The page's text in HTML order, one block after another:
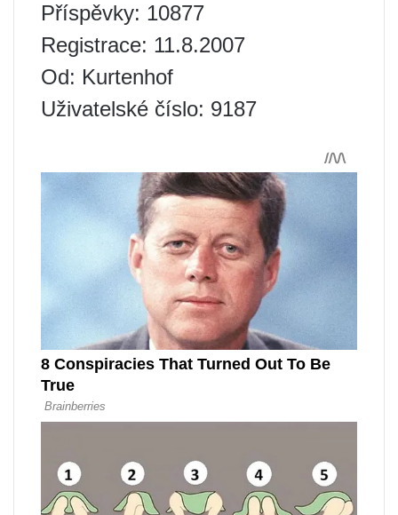
Příspěvky: 10877
Registrace: 11.8.2007
Od: Kurtenhof
Uživatelské číslo: 9187